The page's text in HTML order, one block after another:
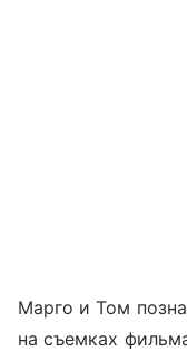
Марго и Том
на съемках